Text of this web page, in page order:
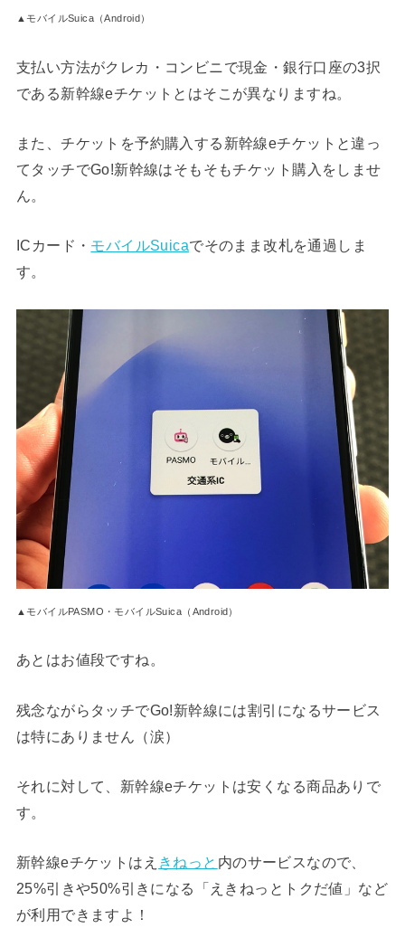
▲モバイルSuica（Android）
支払い方法がクレカ・コンビニで現金・銀行口座の3択
である新幹線eチケットとはそこが異なりますね。
また、チケットを予約購入する新幹線eチケットと違っ
てタッチでGo!新幹線はそもそもチケット購入をしませ
ん。
ICカード・ モバイルSuicaでそのまま改札を通過しま
す。
▲モバイルPASMO・モバイルSuica（Android）
あとはお値段ですね。
残念ながらタッチでGo!新幹線には割引になるサービス
は特にありません（涙）
それに対して、新幹線eチケットは安くなる商品ありで
す。
新幹線eチケットはえ きねっと 内のサービスなので、
25%引きや50%引きになる「えきねっとトクだ値」など
が利用できますよ！